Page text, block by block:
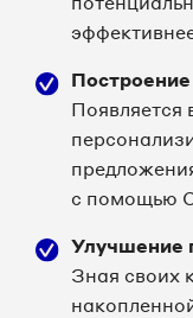
Появляется
с помощью
Улучшение
Зная своих